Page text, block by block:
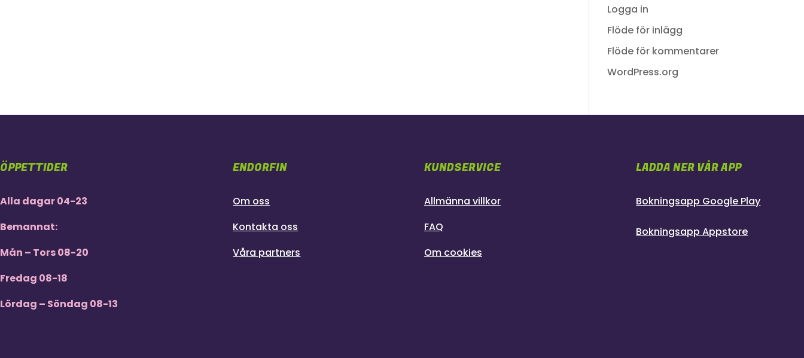
Logga in
Flöde för inlägg
Flöde för kommentarer
WordPress.org
ÖPPETTIDER
Alla dagar 04-23
Bemannat:
Mån – Tors 08-20
Fredag 08-18
Lördag – Söndag 08-13
ENDORFIN
Om oss
Kontakta oss
Våra partners
KUNDSERVICE
Allmänna villkor
FAQ
Om cookies
LADDA NER VÅR APP
Bokningsapp Google Play
Bokningsapp Appstore